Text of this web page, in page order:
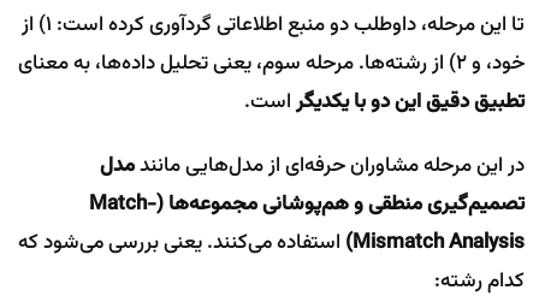
تا این مرحله، داوطلب دو منبع اطلاعاتی گردآوری کرده است: ۱) از
خود، و ۲) از رشته‌ها. مرحله سوم، یعنی تحلیل داده‌ها، به معنای
تطبیق دقیق این دو با یکدیگراست.
در این مرحله مشاوران حرفه‌ای از مدل‌هایی مانندمدل
تصمیم‌گیری منطقی و هم‌پوشانی مجموعه‌ها (Match-
Mismatch Analysis) استفاده می‌کنند. یعنی بررسی می‌شود که
کدام رشته: